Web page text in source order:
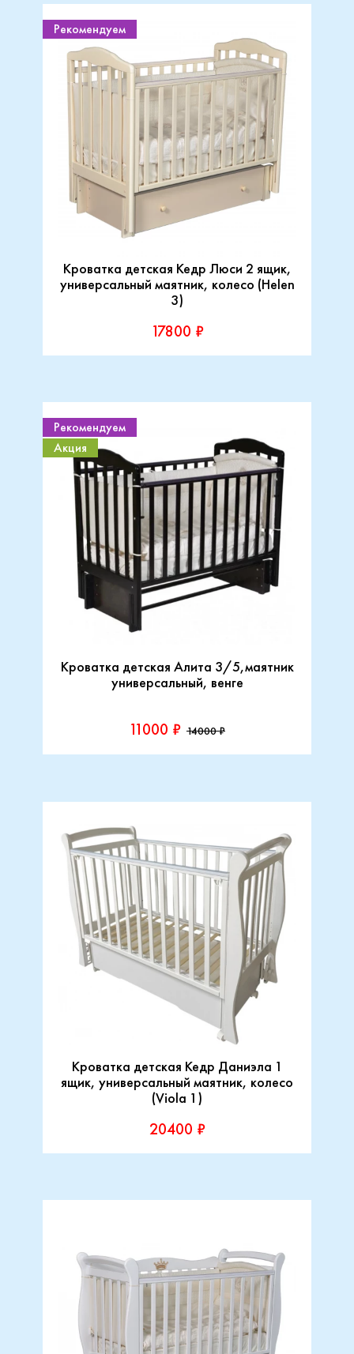
Кроватка детская Кедр Люси 2 ящик,
универсальный маятник, колесо (Helen
3)
Рекомендуем
17800 ₽
Кроватка детская Алита 3/5,маятник
универсальный, венге
Рекомендуем
Акция
11000 ₽ 14000 ₽
Кроватка детская Кедр Даниэла 1
ящик, универсальный маятник, колесо
(Viola 1)
20400 ₽